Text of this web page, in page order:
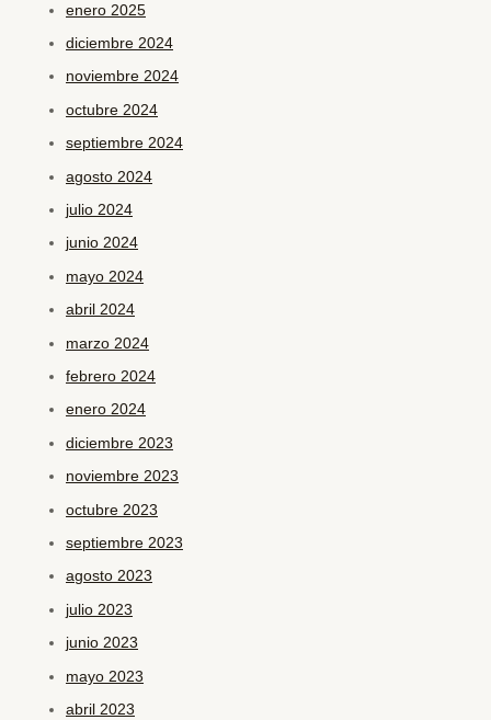
enero 2025
diciembre 2024
noviembre 2024
octubre 2024
septiembre 2024
agosto 2024
julio 2024
junio 2024
mayo 2024
abril 2024
marzo 2024
febrero 2024
enero 2024
diciembre 2023
noviembre 2023
octubre 2023
septiembre 2023
agosto 2023
julio 2023
junio 2023
mayo 2023
abril 2023